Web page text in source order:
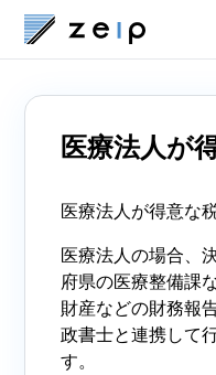
医療法人が
医療法人が得意な
医療法人の場合、
府県の医療整備課
財産などの財務報
政書士と連携して
す。